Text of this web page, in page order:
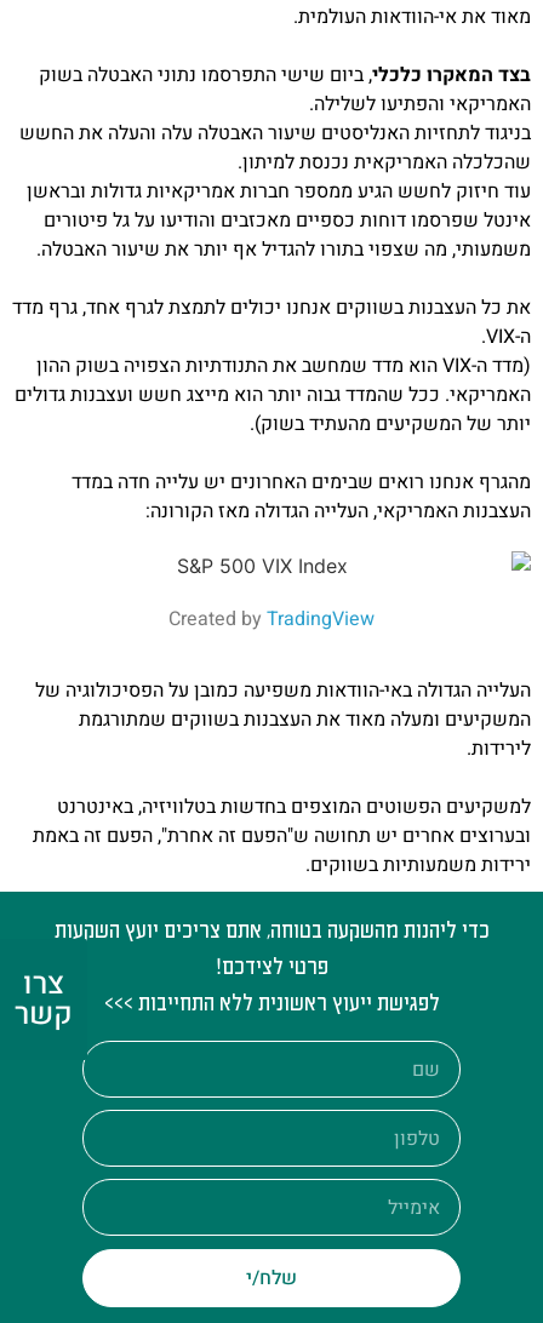
מאוד את אי-הוודאות העולמית.
בצד המאקרו כלכלי, ביום שישי התפרסמו נתוני האבטלה בשוק
האמריקאי והפתיעו לשלילה.
בניגוד לתחזיות האנליסטים שיעור האבטלה עלה והעלה את החשש
שהכלכלה האמריקאית נכנסת למיתון.
עוד חיזוק לחשש הגיע ממספר חברות אמריקאיות גדולות ובראשן
אינטל שפרסמו דוחות כספיים מאכזבים והודיעו על גל פיטורים
משמעותי, מה שצפוי בתורו להגדיל אף יותר את שיעור האבטלה.
את כל העצבנות בשווקים אנחנו יכולים לתמצת לגרף אחד, גרף מדד
ה-VIX.
(מדד ה-VIX הוא מדד שמחשב את התנודתיות הצפויה בשוק ההון
האמריקאי. ככל שהמדד גבוה יותר הוא מייצג חשש ועצבנות גדולים
יותר של המשקיעים מהעתיד בשוק).
מהגרף אנחנו רואים שבימים האחרונים יש עלייה חדה במדד
העצבנות האמריקאי, העלייה הגדולה מאז הקורונה:
Created by TradingView
העלייה הגדולה באי-הוודאות משפיעה כמובן על הפסיכולוגיה של
המשקיעים ומעלה מאוד את העצבנות בשווקים שמתורגמת
לירידות.
למשקיעים הפשוטים המוצפים בחדשות בטלוויזיה, באינטרנט
ובערוצים אחרים יש תחושה ש"הפעם זה אחרת", הפעם זה באמת
ירידות משמעותיות בשווקים.
כדי ליהנות מהשקעה בטוחה, אתם צריכים יועץ השקעות
פרטי לצידכם!
לפגישת ייעוץ ראשונית ללא התחייבות >>>
שלח/י
צרו
קשר